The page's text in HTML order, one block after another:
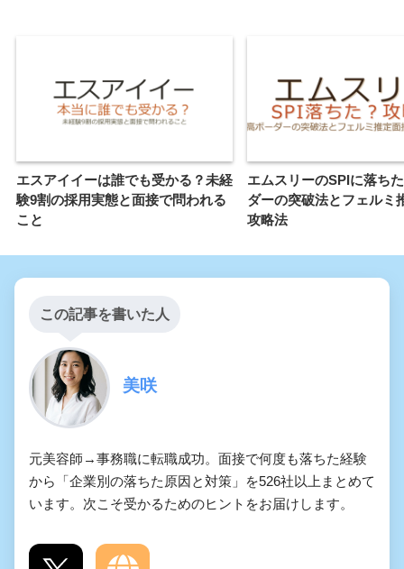
エスアイイーは誰でも受かる？未経
験9割の採用実態と面接で問われる
こと
エムスリーのSPIに落ち
ダーの突破法とフェルミ
攻略法
この記事を書いた人
美咲
元美容師→事務職に転職成功。面接で何度も落ちた経験
から「企業別の落ちた原因と対策」を526社以上まとめて
います。次こそ受かるためのヒントをお届けします。